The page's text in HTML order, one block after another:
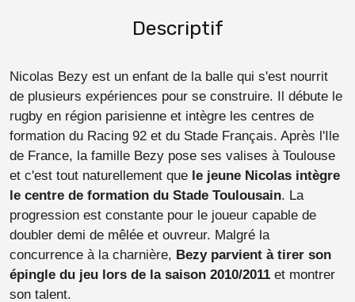
Descriptif
Nicolas Bezy est un enfant de la balle qui s'est nourrit
de plusieurs expériences pour se construire. Il débute le
rugby en région parisienne et intègre les centres de
formation du Racing 92 et du Stade Français. Après l'Ile
de France, la famille Bezy pose ses valises à Toulouse
et c'est tout naturellement que le jeune Nicolas intègre
le centre de formation du Stade Toulousain. La
progression est constante pour le joueur capable de
doubler demi de mêlée et ouvreur. Malgré la
concurrence à la charnière, Bezy parvient à tirer son
épingle du jeu lors de la saison 2010/2011 et montrer
son talent.